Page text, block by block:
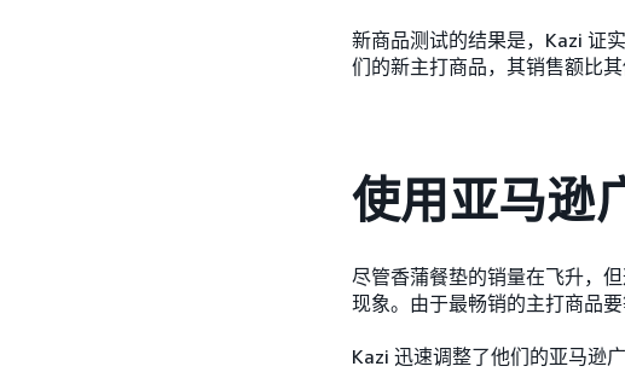
新商品测试的结果是，Kazi 证
们的新主打商品，其销售额比其
使用亚马逊
尽管香蒲餐垫的销量在飞升，
现象。由于最畅销的主打商品
Kazi 迅速调整了他们的亚马逊